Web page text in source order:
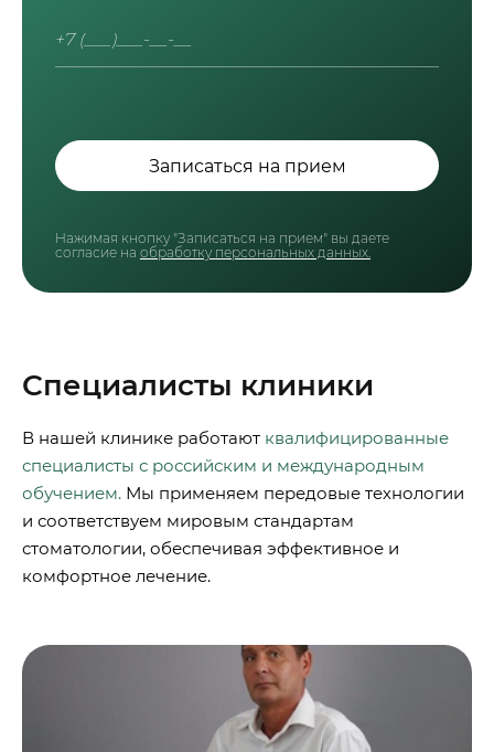
Записаться на прием
Нажимая кнопку "Записаться на прием" вы даете
согласие на обработку персональных данных.
Специалисты клиники
В нашей клинике работают квалифицированные
специалисты с российским и международным
обучением. Мы применяем передовые технологии
и соответствуем мировым стандартам
стоматологии, обеспечивая эффективное и
комфортное лечение.